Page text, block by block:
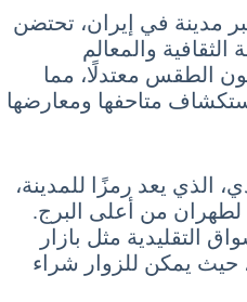
مدينة في إيران، تحتضن
والمعالم
الطقس معتدلًا، مما
متاحفها ومعارضها
الذي يعد رمزًا للمدينة،
لطهران من أعلى البرج.
التقليدية مثل بازار
يمكن للزوار شراء